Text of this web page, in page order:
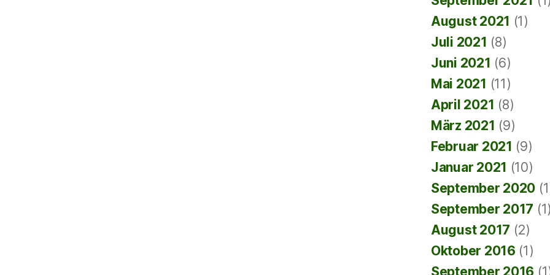
August 2021 (1)
Juli 2021 (8)
Juni 2021 (6)
Mai 2021 (11)
April 2021 (8)
März 2021 (9)
Februar 2021 (9)
Januar 2021 (10)
September 2020
September 2017
August 2017 (2)
Oktober 2016 (1)
September 2016